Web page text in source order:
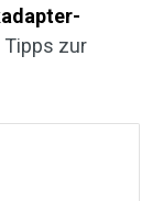
Tipps zur